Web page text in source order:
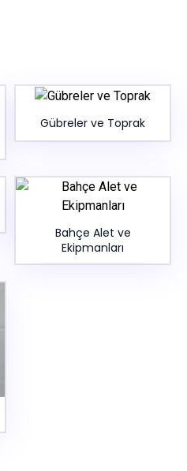
Gübreler ve Toprak
Bahçe Alet ve
Ekipmanları